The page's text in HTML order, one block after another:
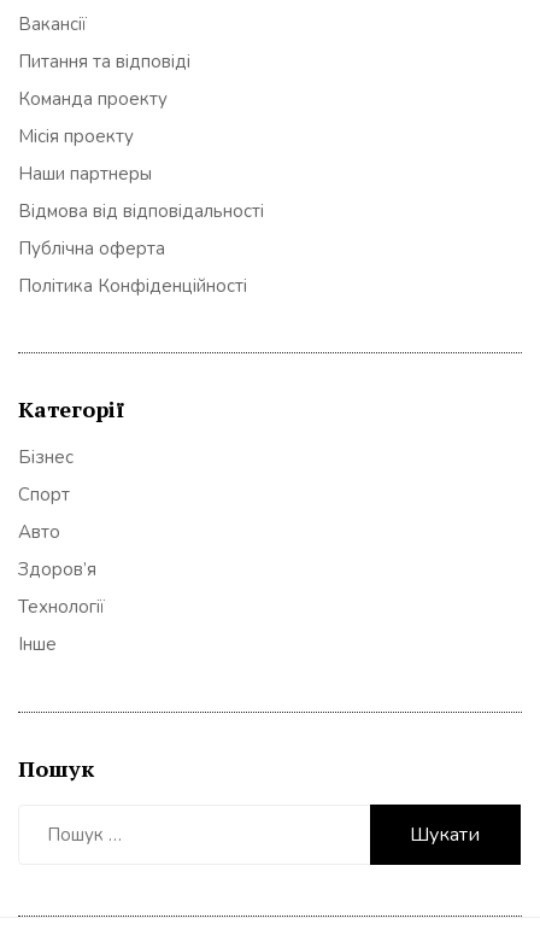
Вакансії
Питання та відповіді
Команда проекту
Місія проекту
Наши партнеры
Відмова від відповідальності
Публічна оферта
Політика Конфіденційності
Категорії
Бізнес
Спорт
Авто
Здоров’я
Технології
Інше
Пошук